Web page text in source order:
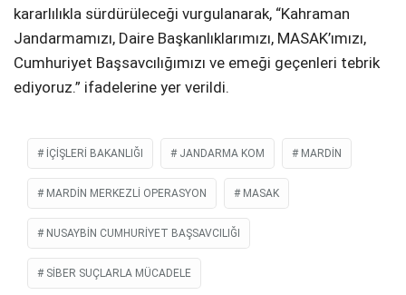
kararlılıkla sürdürüleceği vurgulanarak, “Kahraman
Jandarmamızı, Daire Başkanlıklarımızı, MASAK’ımızı,
Cumhuriyet Başsavcılığımızı ve emeği geçenleri tebrik
ediyoruz.” ifadelerine yer verildi.
İÇIŞLERI BAKANLIĞI JANDARMA KOM MARDIN
MARDIN MERKEZLI OPERASYON MASAK
NUSAYBIN CUMHURIYET BAŞSAVCILIĞI
SIBER SUÇLARLA MÜCADELE